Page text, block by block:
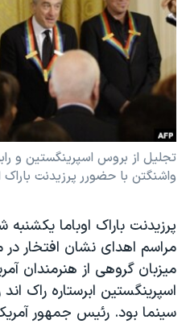
ویدیوها
فرهنگ و زندگی
حقوق شهروندی
اقتصادی
اسرائیل در جنگ
گالری عکس
بایگانی برنامه‌های تلویزیونی
مستندها
انتخابات ریاست جمهوری آمریکا ۲۰۲۴
حمله جمهوری اسلامی به اسرائیل
ورزش زنان در ایران
اعتراضات زن، زندگی، آزادی
تریبونال مردمی آبان ۹۸
دادگاه حمید نوری
چهل سال گروگان‌گیری
دنبال کنید
زبانهای مختلف
تجلیل از بروس اسپرینگستین و
واشنگتن با حضورر پرزیدنت باراک
پرزیدنت باراک اوباما
مراسم اهدای نشان افتخار
میزبان گروهی از هنرمندان
اسپرینگستین ابرستاره راک
سینما بود. رئیس جمهور